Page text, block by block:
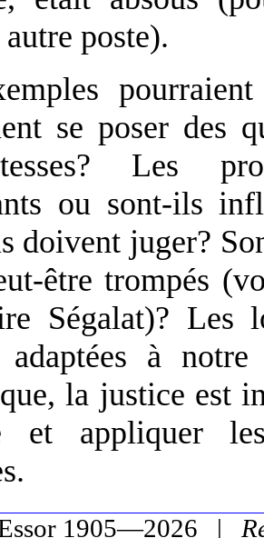
poste).
se poser des
Les
ou sont-ils
doivent juger?
être trompés
Ségalat)? Les
adaptées à
la justice est
et appliquer
1905—2026 |